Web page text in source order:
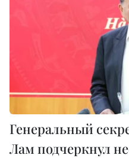
Генеральный
Лам подчеркнул